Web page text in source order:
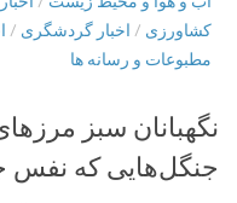
کشاورزی / اخبار گردشگری /
مطبوعات و رسانه ها
نگهبانان سبز
جنگل‌هایی که نفس